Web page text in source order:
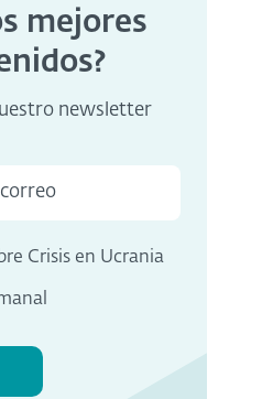
mejores
newsletter
Crisis en Ucrania